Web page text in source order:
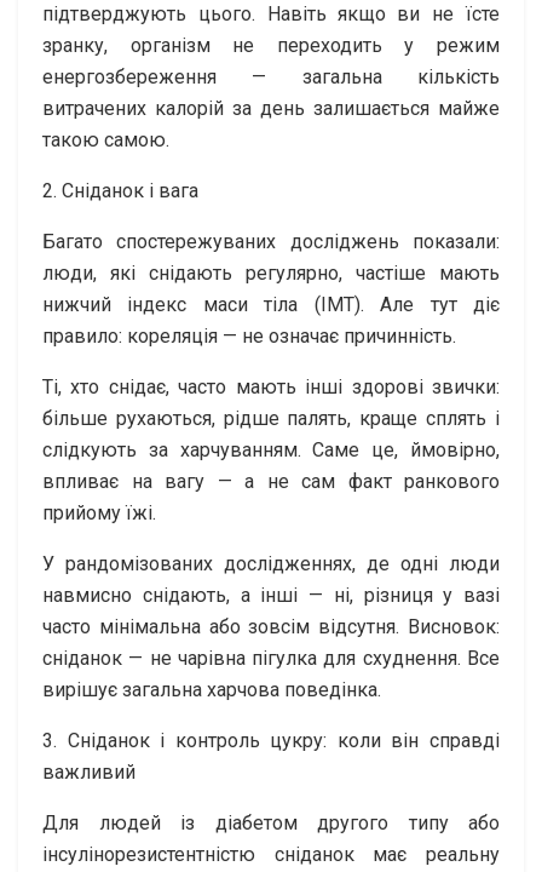
підтверджують цього. Навіть якщо ви не їсте
зранку, організм не переходить у режим
енергозбереження — загальна кількість
витрачених калорій за день залишається майже
такою самою.
2. Сніданок і вага
Багато спостережуваних досліджень показали:
люди, які снідають регулярно, частіше мають
нижчий індекс маси тіла (ІМТ). Але тут діє
правило: кореляція — не означає причинність.
Ті, хто снідає, часто мають інші здорові звички:
більше рухаються, рідше палять, краще сплять і
слідкують за харчуванням. Саме це, ймовірно,
впливає на вагу — а не сам факт ранкового
прийому їжі.
У рандомізованих дослідженнях, де одні люди
навмисно снідають, а інші — ні, різниця у вазі
часто мінімальна або зовсім відсутня. Висновок:
сніданок — не чарівна пігулка для схуднення. Все
вирішує загальна харчова поведінка.
3. Сніданок і контроль цукру: коли він справді
важливий
Для людей із діабетом другого типу або
інсулінорезистентністю сніданок має реальну